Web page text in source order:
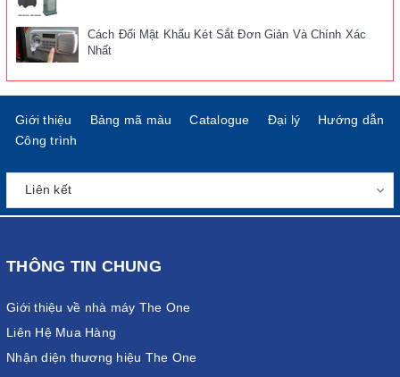
Cách Đổi Mật Khẩu Két Sắt Đơn Giản Và Chính Xác
Nhất
Giới thiệu Bảng mã màu Catalogue Đại lý
Hướng dẫn
Công trình
THÔNG TIN CHUNG
Giới thiệu về nhà máy The One
Liên Hệ Mua Hàng
Nhận diện thương hiệu The One